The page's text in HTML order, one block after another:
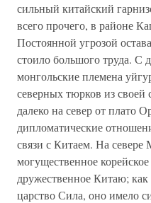
сильный китайский
всего прочего, в районе
Постоянной угрозой
стоило большого труда. С
монгольские племена
северных тюрков из своей
далеко на север от плато
дипломатические
связи с Китаем. На севере
могущественное
дружественное Китаю;
царство Сила, оно имело